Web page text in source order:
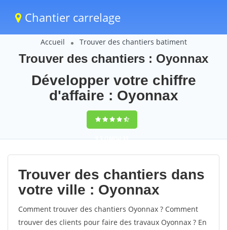
Chantier carrelage
Accueil Trouver des chantiers batiment
Trouver des chantiers : Oyonnax
Développer votre chiffre
d'affaire : Oyonnax
9,5(100%)59
votes
Trouver des chantiers dans
votre ville : Oyonnax
Comment trouver des chantiers Oyonnax ? Comment
trouver des clients pour faire des travaux Oyonnax ? En